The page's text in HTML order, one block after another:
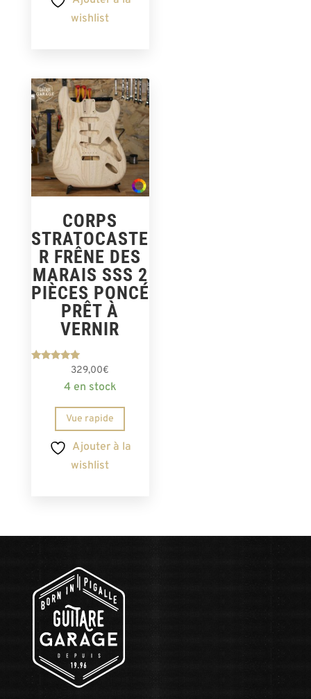
wishlist
CORPS
STRATOCASTE
R FRÊNE DES
MARAIS SSS 2
PIÈCES PONCÉ
PRÊT À
VERNIR
sur 5
329,00€
4 en stock
Vue rapide
Ajouter à la
wishlist